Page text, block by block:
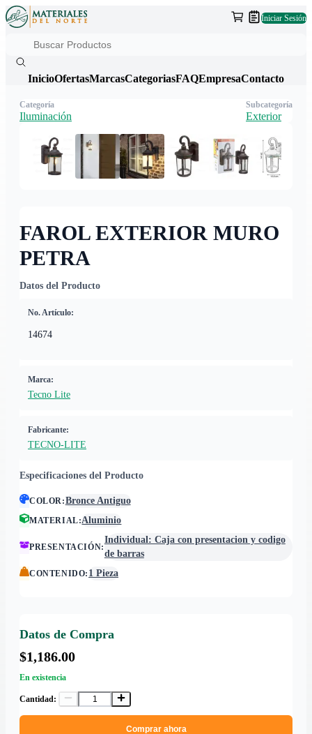
Iniciar Sesión
InicioOfertasMarcasCategoriasFAQEmpresaContacto
FAROL EXTERIOR MURO
PETRA
Datos del Producto
No. Artículo:
14674
Marca:
Tecno Lite
Fabricante:
TECNO-LITE
Especificaciones del Producto
COLOR:Bronce Antiguo
MATERIAL:Aluminio
PRESENTACIÓN:
Individual: Caja con presentacion y codigo
de barras
CONTENIDO: 1 Pieza
Datos de Compra
$1,186.00
En existencia
Cantidad:
Comprar ahora
Categoría
Iluminación
Subcategoría
Exterior